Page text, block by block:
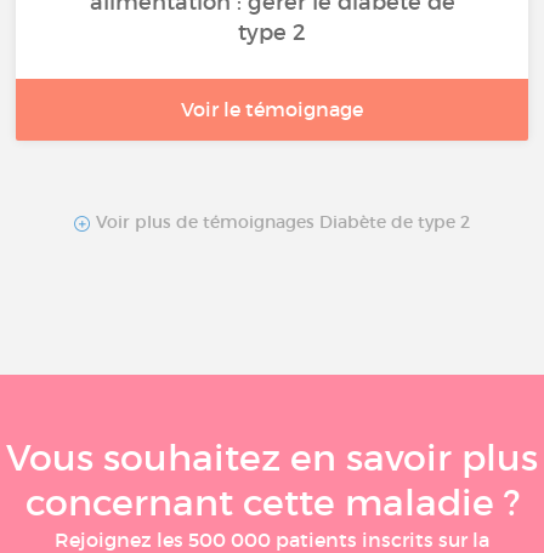
type 2
Voir le témoignage
Voir plus de témoignages Diabète de type 2
Vous souhaitez en savoir plus
concernant cette maladie ?
Rejoignez les 500 000 patients inscrits sur la